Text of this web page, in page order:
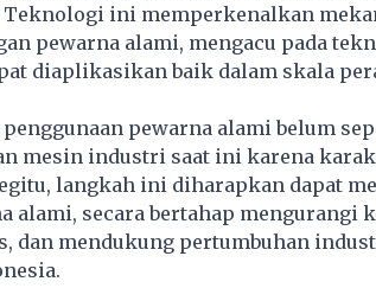
Teknologi ini memperkenalkan
pewarna alami, mengacu pada
diaplikasikan baik dalam skala
pewarna alami belum
mesin industri saat ini karena
langkah ini diharapkan dapat
alami, secara bertahap mengurangi
dan mendukung pertumbuhan